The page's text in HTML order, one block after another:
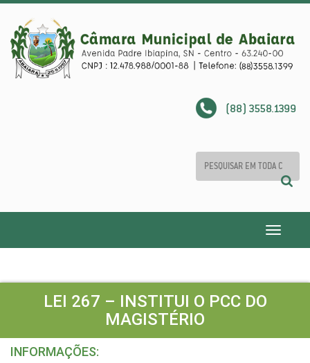
(88) 3558.1399
Toggle
LEI 267 – INSTITUI O PCC DO
MAGISTÉRIO
INFORMAÇÕES: